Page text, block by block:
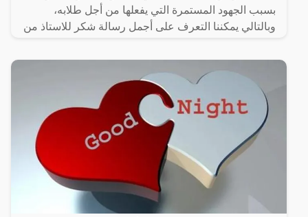
بسبب الجهود المستمرة التي يفعلها من أجل طلابه،
وبالتالي يمكننا التعرف على أجمل رسالة شكر للاستاذ من